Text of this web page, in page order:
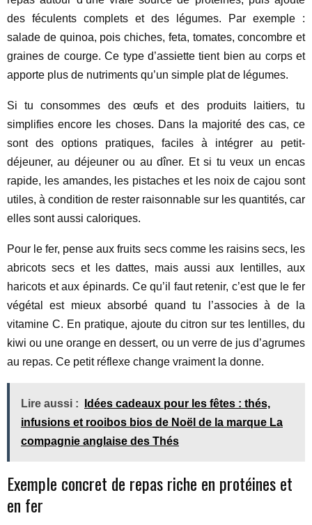
des féculents complets et des légumes. Par exemple :
salade de quinoa, pois chiches, feta, tomates, concombre et
graines de courge. Ce type d’assiette tient bien au corps et
apporte plus de nutriments qu’un simple plat de légumes.
Si tu consommes des œufs et des produits laitiers, tu
simplifies encore les choses. Dans la majorité des cas, ce
sont des options pratiques, faciles à intégrer au petit-
déjeuner, au déjeuner ou au dîner. Et si tu veux un encas
rapide, les amandes, les pistaches et les noix de cajou sont
utiles, à condition de rester raisonnable sur les quantités, car
elles sont aussi caloriques.
Pour le fer, pense aux fruits secs comme les raisins secs, les
abricots secs et les dattes, mais aussi aux lentilles, aux
haricots et aux épinards. Ce qu’il faut retenir, c’est que le fer
végétal est mieux absorbé quand tu l’associes à de la
vitamine C. En pratique, ajoute du citron sur tes lentilles, du
kiwi ou une orange en dessert, ou un verre de jus d’agrumes
au repas. Ce petit réflexe change vraiment la donne.
Lire aussi :
Idées cadeaux pour les fêtes : thés,
infusions et rooibos bios de Noël de la marque La
compagnie anglaise des Thés
Exemple concret de repas riche en protéines et
en fer